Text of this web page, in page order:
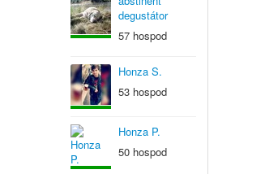
degustátor
57 hospod
Honza S.
53 hospod
Honza P.
50 hospod